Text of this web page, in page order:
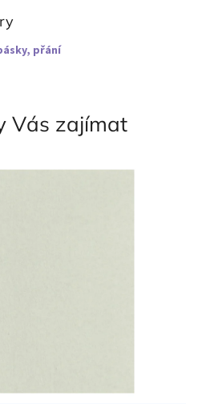
přání
Vás zajímat